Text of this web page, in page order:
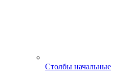
Столбы начальные